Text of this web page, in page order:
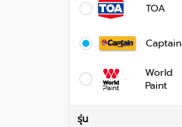
TOA
Captain
World
Paint
รุ่น